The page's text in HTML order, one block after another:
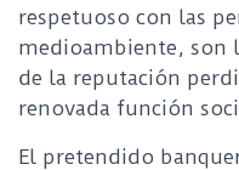
respetuoso con las
medioambiente, son
de la reputación
renovada función
El pretendido